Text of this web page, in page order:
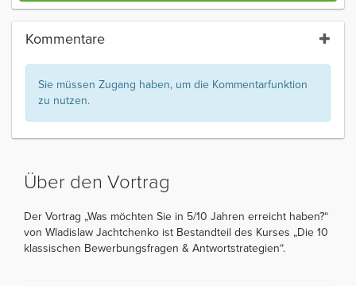
Kommentare
Sie müssen Zugang haben, um die Kommentarfunktion
zu nutzen.
Über den Vortrag
Der Vortrag „Was möchten Sie in 5/10 Jahren erreicht haben?“
von Wladislaw Jachtchenko ist Bestandteil des Kurses „Die 10
klassischen Bewerbungsfragen & Antwortstrategien“.